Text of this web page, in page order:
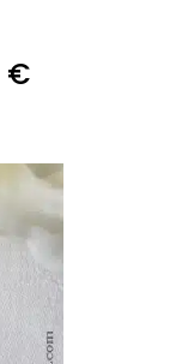
€Plage
prix :
61,00 €
à
142,00 €